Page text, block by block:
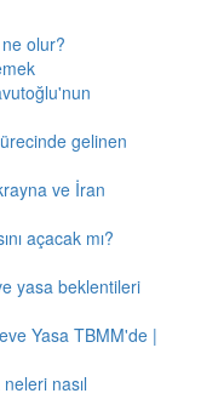
olur?
gelinen
ve İran
açacak mı?
yasa beklentileri
Yasa TBMM'de |
nasıl